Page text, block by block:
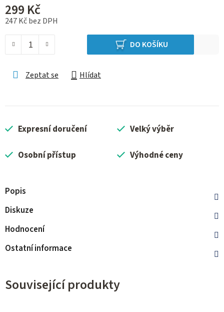
299 Kč
247 Kč bez DPH
DO KOŠÍKU
Zeptat se Hlídat
Expresní doručení Velký výběr
Osobní přístup Výhodné ceny
Popis
Diskuze
Hodnocení
Ostatní informace
Související produkty